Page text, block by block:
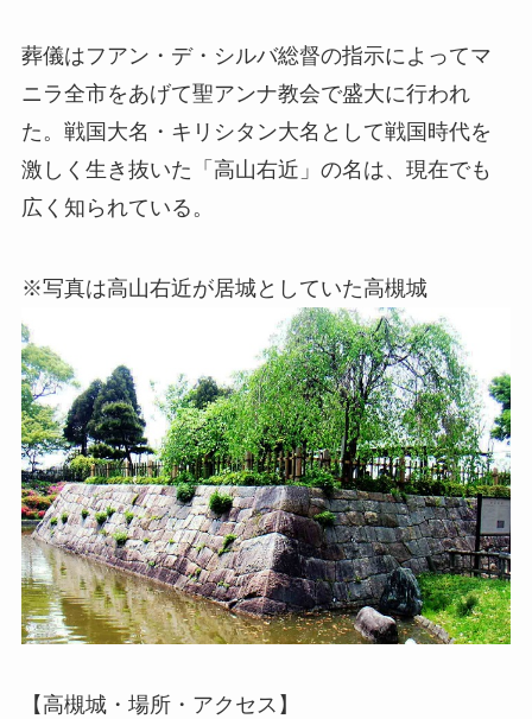
葬儀はフアン・デ・シルバ総督の指示によってマ
ニラ全市をあげて聖アンナ教会で盛大に行われ
た。戦国大名・キリシタン大名として戦国時代を
激しく生き抜いた「高山右近」の名は、現在でも
広く知られている。
※写真は高山右近が居城としていた高槻城
【高槻城・場所・アクセス】